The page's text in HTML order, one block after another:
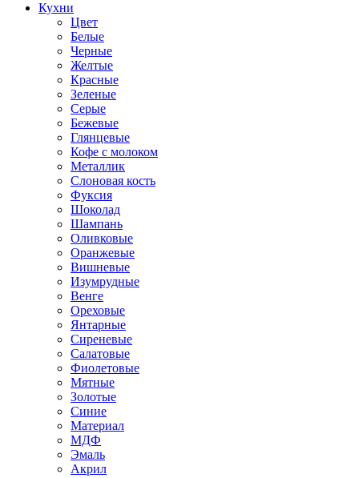
Кухни
Цвет
Белые
Черные
Желтые
Красные
Зеленые
Серые
Бежевые
Глянцевые
Кофе с молоком
Металлик
Слоновая кость
Фуксия
Шоколад
Шампань
Оливковые
Оранжевые
Вишневые
Изумрудные
Венге
Ореховые
Янтарные
Сиреневые
Салатовые
Фиолетовые
Мятные
Золотые
Синие
Материал
МДФ
Эмаль
Акрил